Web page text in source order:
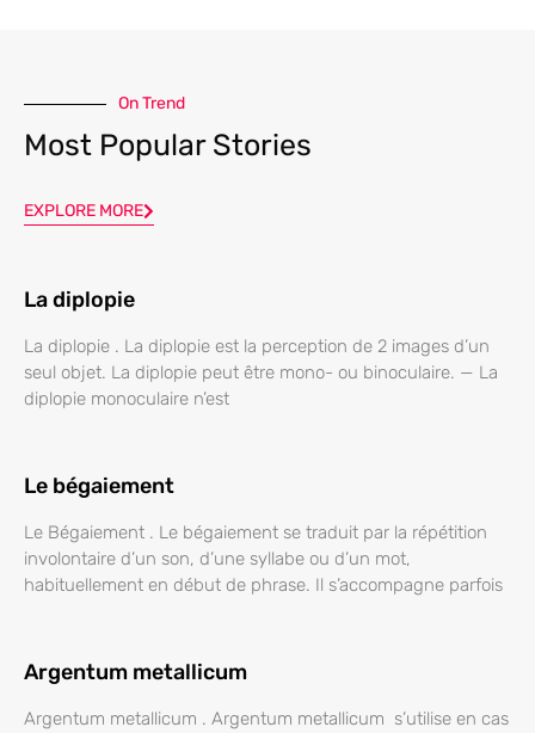
On Trend
Most Popular Stories
EXPLORE MORE
La diplopie
La diplopie . La diplopie est la perception de 2 images d’un
seul objet. La diplopie peut être mono- ou binoculaire. — La
diplopie monoculaire n’est
Le bégaiement
Le Bégaiement . Le bégaiement se traduit par la répétition
involontaire d’un son, d’une syllabe ou d’un mot,
habituellement en début de phrase. Il s’accompagne parfois
Argentum metallicum
Argentum metallicum . Argentum metallicum s’utilise en cas